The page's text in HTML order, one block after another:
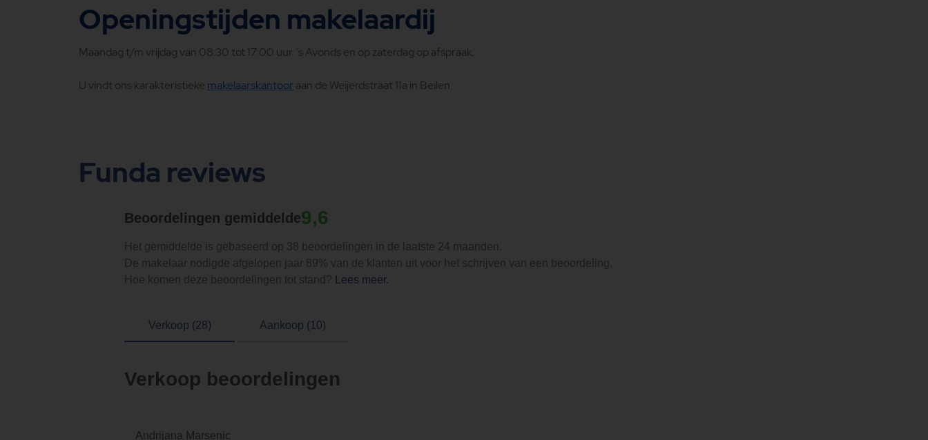
Openingstijden makelaardij
Maandag t/m vrijdag van 08:30 tot 17:00 uur. 's Avonds en op zaterdag op afspraak.
U vindt ons karakteristieke makelaarskantoor aan de Weijerdstraat 11a in Beilen.
Funda reviews